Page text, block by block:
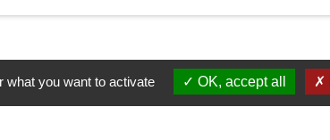
what you want to activate OK, accept all